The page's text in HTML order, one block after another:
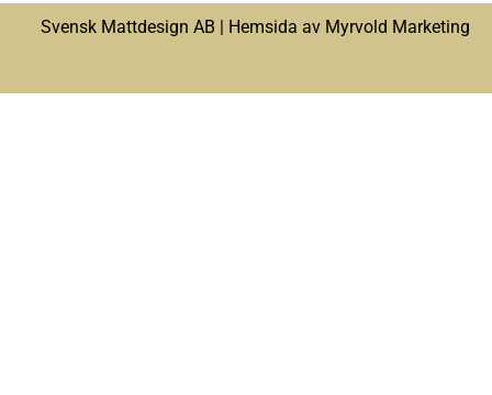
Svensk Mattdesign AB | Hemsida av Myrvold Marketing